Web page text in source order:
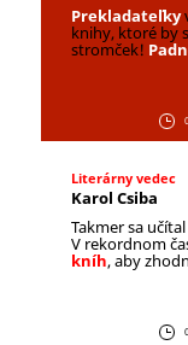
Prekladateľky
knihy, ktoré by
stromček!
Literárny vedec
Karol Csiba
Takmer sa
V rekordnom
kníh, aby